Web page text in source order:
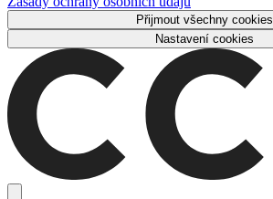
Přijmout všechny cookies
Nastavení cookies